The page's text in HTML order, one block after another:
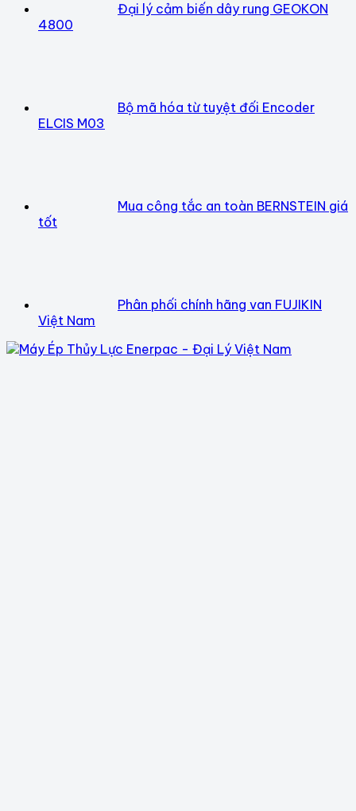
Đại lý cảm biến dây rung GEOKON
4800
Bộ mã hóa từ tuyệt đối Encoder
ELCIS M03
Mua công tắc an toàn BERNSTEIN giá
tốt
Phân phối chính hãng van FUJIKIN
Việt Nam